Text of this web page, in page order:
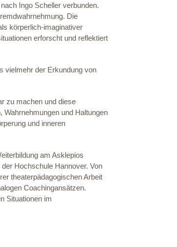
Ingo Scheller verbunden.
Die
körperlich-imaginativer
erforscht und reflektiert
vielmehr der Erkundung von
zu machen und diese
und Haltungen
und inneren
am Asklepios
Hochschule Hannover. Von
theaterpädagogischen Arbeit
Coachingansätzen.
Situationen im